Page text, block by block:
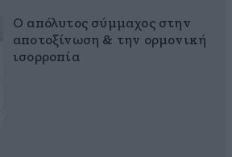
Ο απόλυτος σύμμαχος στην
αποτοξίνωση & την ορμονική
ισορροπία